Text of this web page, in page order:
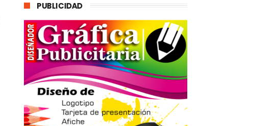
PUBLICIDAD